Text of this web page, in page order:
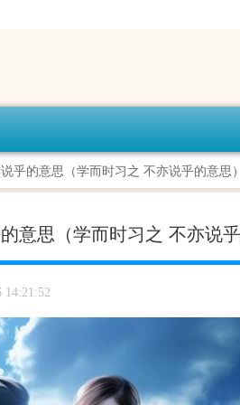
乎的意思（学而时习之 不亦说乎的意思）
意思（学而时习之 不亦说乎
14:21:52